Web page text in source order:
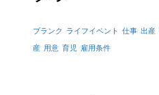
ブランク ライフイベント 仕事 出産
産 用意 育児 雇用条件